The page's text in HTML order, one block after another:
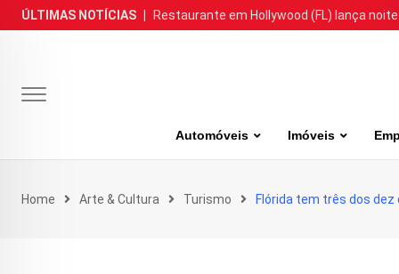
Skip
to
ÚLTIMAS NOTÍCIAS Restaurante em Hollywood (FL) lança
Automóveis Imóveis
Home Arte & Cultura Turismo Flórida tem três dos